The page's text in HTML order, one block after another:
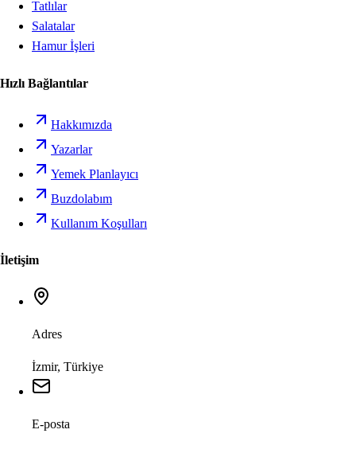
Tatlılar
Salatalar
Hamur İşleri
Hızlı Bağlantılar
Hakkımızda
Yazarlar
Yemek Planlayıcı
Buzdolabım
Kullanım Koşulları
İletişim
Adres
İzmir, Türkiye
E-posta